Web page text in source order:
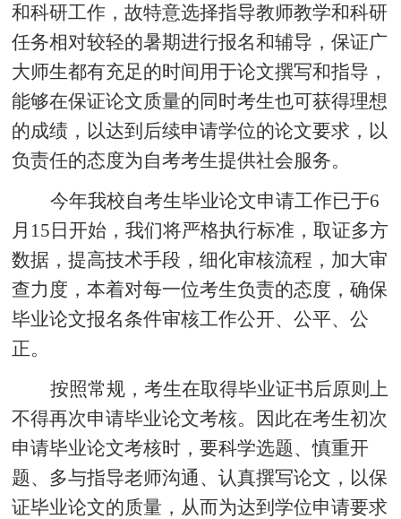
和科研工作，故特意选择指导教师教学和科研
任务相对较轻的暑期进行报名和辅导，保证广
大师生都有充足的时间用于论文撰写和指导，
能够在保证论文质量的同时考生也可获得理想
的成绩，以达到后续申请学位的论文要求，以
负责任的态度为自考考生提供社会服务。
今年我校自考生毕业论文申请工作已于6
月15日开始，我们将严格执行标准，取证多方
数据，提高技术手段，细化审核流程，加大审
查力度，本着对每一位考生负责的态度，确保
毕业论文报名条件审核工作公开、公平、公
正。
按照常规，考生在取得毕业证书后原则上
不得再次申请毕业论文考核。因此在考生初次
申请毕业论文考核时，要科学选题、慎重开
题、多与指导老师沟通、认真撰写论文，以保
证毕业论文的质量，从而为达到学位申请要求